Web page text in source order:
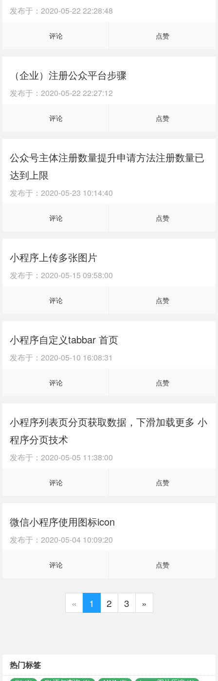
发布于： 2020-05-22 22:28:48
评论 点赞
（企业）注册公众平台步骤
发布于： 2020-05-22 22:27:12
评论 点赞
公众号主体注册数量提升申请方法注册数量已
达到上限
发布于： 2020-05-23 10:14:40
评论 点赞
小程序上传多张图片
发布于： 2020-05-15 09:58:00
评论 点赞
小程序自定义tabbar 首页
发布于： 2020-05-10 16:08:31
评论 点赞
小程序列表页分页获取数据，下滑加载更多 小
程序分页技术
发布于： 2020-05-05 11:38:00
评论 点赞
微信小程序使用图标icon
发布于： 2020-05-04 10:09:20
评论 点赞
« 1 2 3 »
热门标签